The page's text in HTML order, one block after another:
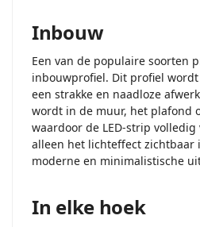
Inbouw
Een van de populaire soorten
inbouwprofiel. Dit profiel
een strakke en naadloze
wordt in de muur, het plafond
waardoor de LED-strip
alleen het lichteffect zichtbaar
moderne en minimalistische
In elke hoek